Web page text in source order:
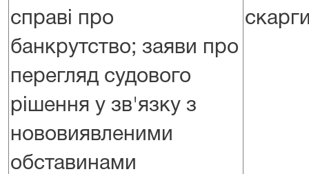
справі про
банкрутство; заяви про
перегляд судового
рішення у зв'язку з
нововиявленими
обставинами